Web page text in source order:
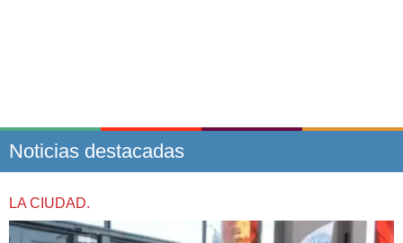
Noticias destacadas
LA CIUDAD.